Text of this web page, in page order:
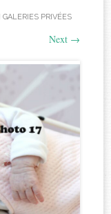
GALERIES PRIVÉES
Next →